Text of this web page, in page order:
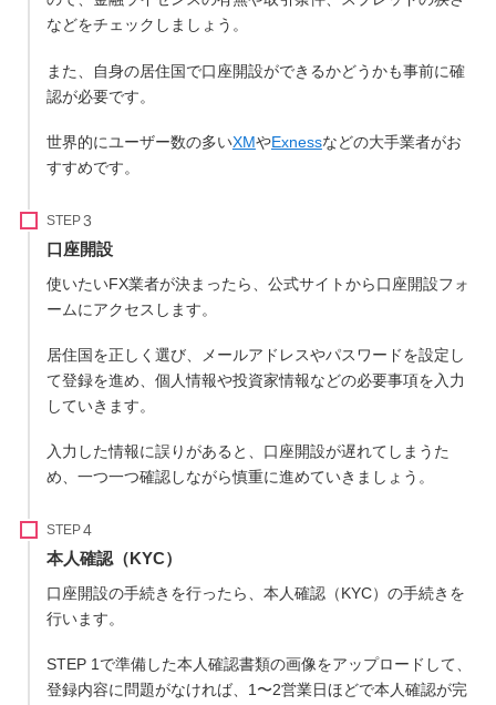
などをチェックしましょう。
また、自身の居住国で口座開設ができるかどうかも事前に確
認が必要です。
世界的にユーザー数の多いXMやExnessなどの大手業者がお
すすめです。
STEP
口座開設
使いたいFX業者が決まったら、公式サイトから口座開設フォ
ームにアクセスします。
居住国を正しく選び、メールアドレスやパスワードを設定し
て登録を進め、個人情報や投資家情報などの必要事項を入力
していきます。
入力した情報に誤りがあると、口座開設が遅れてしまうた
め、一つ一つ確認しながら慎重に進めていきましょう。
STEP
本人確認（KYC）
口座開設の手続きを行ったら、本人確認（KYC）の手続きを
行います。
STEP 1で準備した本人確認書類の画像をアップロードして、
登録内容に問題がなければ、1〜2営業日ほどで本人確認が完